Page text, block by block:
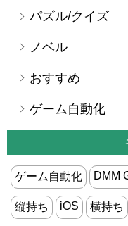
パズル/クイズ
ノベル
おすすめ
ゲーム自動化
ゲーム自動化 DMM
縦持ち iOS 横持ち